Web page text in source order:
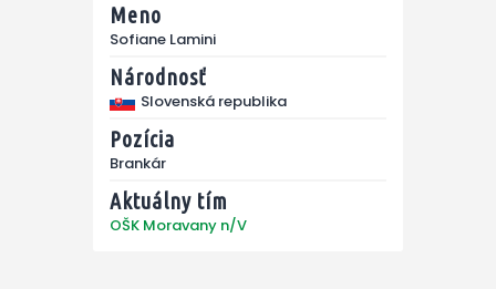
Meno
Sofiane Lamini
Národnosť
Slovenská republika
Pozícia
Brankár
Aktuálny tím
OŠK Moravany n/V